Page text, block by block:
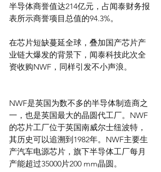
半导体商誉值达214亿元，占闻泰财务报
表所示商誉项目总值的94.3%。
在芯片短缺蔓延全球，叠加国产芯片产
业链大爆发的背景下，闻泰科技此次全
资收购NWF，同样引发不小声浪。
NWF是英国为数不多的半导体制造商之
一，也是英国最大的晶圆代工厂。NWF
的芯片工厂位于英国南威尔士纽波特，
其历史可以追溯到1982年。NWF主要生
产汽车电源芯片，旗下半导体工厂每月
产能超过35000片200 mm晶圆。